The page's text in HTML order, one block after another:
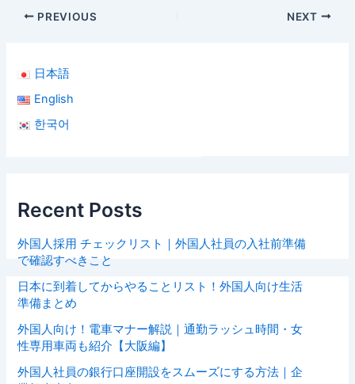
日本語
English
한국어
Recent Posts
外国人採用 チェックリスト｜外国人社員の入社前準備
で確認すべきこと
日本に到着してからやることリスト！外国人向け生活
準備まとめ
外国人向け！電車マナー解説｜通勤ラッシュ時間・女
性専用車両も紹介【大阪編】
外国人社員の銀行口座開設をスムーズにする方法｜企
PREVIOUS NEXT